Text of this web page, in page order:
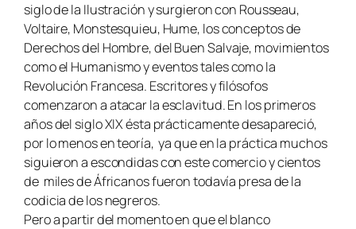
siglo de la Ilustración y surgieron con Rousseau,
Voltaire, Monstesquieu, Hume, los conceptos de
Derechos del Hombre, del Buen Salvaje, movimientos
como el Humanismo y eventos tales como la
Revolución Francesa. Escritores y filósofos
comenzaron a atacar la esclavitud. En los primeros
años del siglo XIX ésta prácticamente desapareció,
por lo menos en teoría, ya que en la práctica muchos
siguieron a escondidas con este comercio y cientos
de miles de Áfricanos fueron todavía presa de la
codicia de los negreros.
Pero a partir del momento en que el blanco